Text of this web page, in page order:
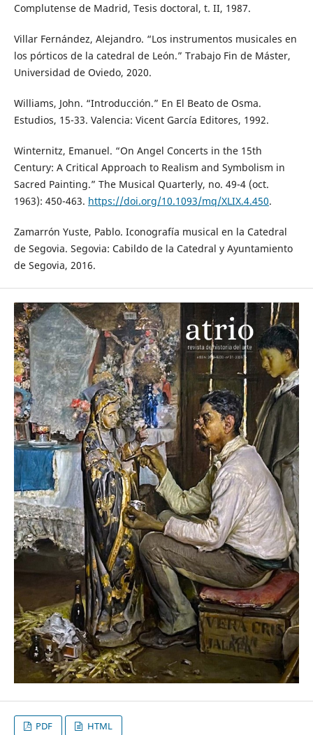
Complutense de Madrid, Tesis doctoral, t. II, 1987.
Villar Fernández, Alejandro. “Los instrumentos musicales en
los pórticos de la catedral de León.” Trabajo Fin de Máster,
Universidad de Oviedo, 2020.
Williams, John. “Introducción.” En El Beato de Osma.
Estudios, 15-33. Valencia: Vicent García Editores, 1992.
Winternitz, Emanuel. “On Angel Concerts in the 15th
Century: A Critical Approach to Realism and Symbolism in
Sacred Painting.” The Musical Quarterly, no. 49-4 (oct.
1963): 450-463. https://doi.org/10.1093/mq/XLIX.4.450.
Zamarrón Yuste, Pablo. Iconografía musical en la Catedral
de Segovia. Segovia: Cabildo de la Catedral y Ayuntamiento
de Segovia, 2016.
PDF HTML